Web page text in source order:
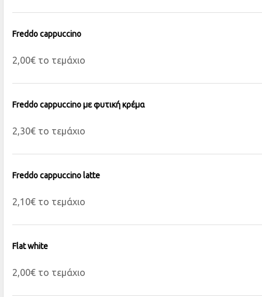
Freddo cappuccino
2,00€ το τεμάχιο
Freddo cappuccino με φυτική κρέμα
2,30€ το τεμάχιο
Freddo cappuccino latte
2,10€ το τεμάχιο
Flat white
2,00€ το τεμάχιο